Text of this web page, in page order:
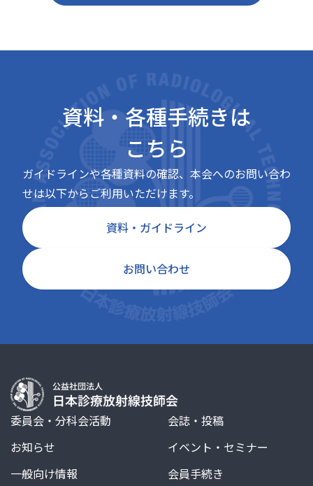
資料・各種手続きは
こちら
ガイドラインや各種資料の確認、本会へのお問い合わ
せは以下からご利用いただけます。
資料・ガイドライン
お問い合わせ
委員会・分科会活動
会誌・投稿
お知らせ
イベント・セミナー
一般向け情報
会員手続き